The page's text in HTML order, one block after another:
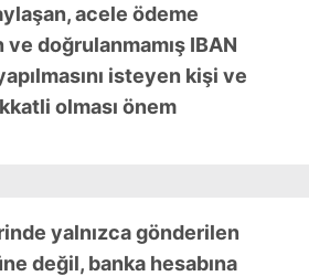
acele ödeme
doğrulanmamış IBAN
isteyen kişi ve
olması önem
yalnızca gönderilen
değil, banka hesabına